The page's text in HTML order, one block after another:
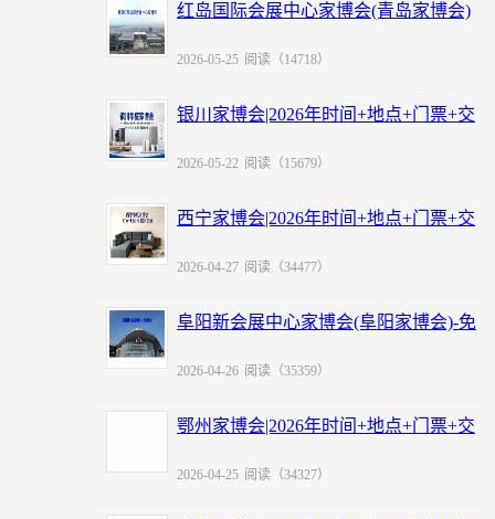
红岛国际会展中心家博会(青岛家博会)
2026-05-25 阅读（14718）
银川家博会|2026年时间+地点+门票+交
2026-05-22 阅读（15679）
西宁家博会|2026年时间+地点+门票+交
2026-04-27 阅读（34477）
阜阳新会展中心家博会(阜阳家博会)-免
2026-04-26 阅读（35359）
鄂州家博会|2026年时间+地点+门票+交
2026-04-25 阅读（34327）